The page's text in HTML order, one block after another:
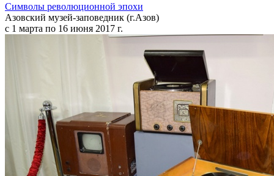
Символы революционной эпохи
Азовский музей-заповедник (г.Азов)
с 1 марта по 16 июня 2017 г.